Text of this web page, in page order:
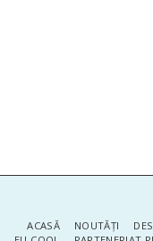
ACASĂ NOUTĂŢI